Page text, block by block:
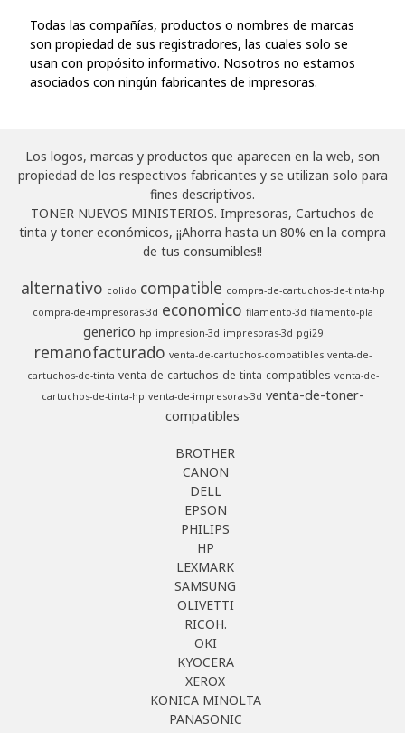
Todas las compañías, productos o nombres de marcas
son propiedad de sus registradores, las cuales solo se
usan con propósito informativo. Nosotros no estamos
asociados con ningún fabricantes de impresoras.
Los logos, marcas y productos que aparecen en la web, son
propiedad de los respectivos fabricantes y se utilizan solo para
fines descriptivos.
TONER NUEVOS MINISTERIOS. Impresoras, Cartuchos de
tinta y toner económicos, ¡¡Ahorra hasta un 80% en la compra
de tus consumibles!!
alternativo colido compatible compra-de-cartuchos-de-tinta-hp
compra-de-impresoras-3d economico filamento-3d filamento-pla
generico hp impresion-3d impresoras-3d pgi29
remanofacturado venta-de-cartuchos-compatibles venta-de-
cartuchos-de-tinta venta-de-cartuchos-de-tinta-compatibles venta-de-
cartuchos-de-tinta-hp venta-de-impresoras-3d venta-de-toner-
compatibles
BROTHER
CANON
DELL
EPSON
PHILIPS
HP
LEXMARK
SAMSUNG
OLIVETTI
RICOH.
OKI
KYOCERA
XEROX
KONICA MINOLTA
PANASONIC